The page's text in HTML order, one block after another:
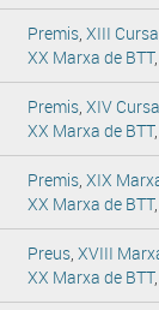
Premis, XIII
XX Marxa de BTT,
Premis, XIV
XX Marxa de BTT,
Premis, XIX
XX Marxa de BTT,
Preus, XVIII
XX Marxa de BTT,